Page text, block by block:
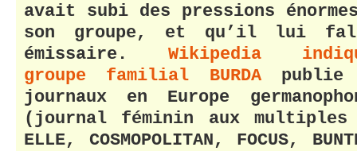
avait subi des pressions
son groupe, et qu’il lui
émissaire. Wikipedia
groupe familial BURDApublie
journaux en Europe
(journal féminin aux multiples
ELLE, COSMOPOLITAN, FOCUS,